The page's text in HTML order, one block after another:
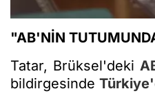
"AB'NİN
Tatar, Brüksel'deki
bildirgesinde